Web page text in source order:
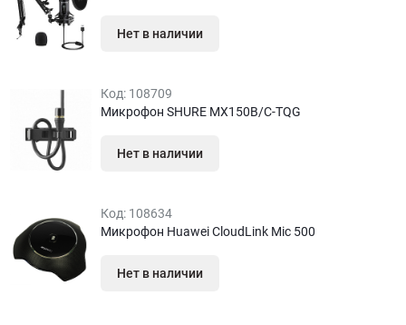
Нет в наличии
Код: 108709
Микрофон SHURE MX150B/C-TQG
Нет в наличии
Код: 108634
Микрофон Huawei CloudLink Mic 500
Нет в наличии